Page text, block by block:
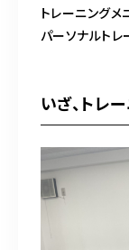
トレーニング
パーソナルトレ
いざ、トレ